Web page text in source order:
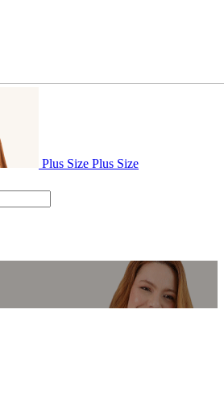
Plus Size Plus Size